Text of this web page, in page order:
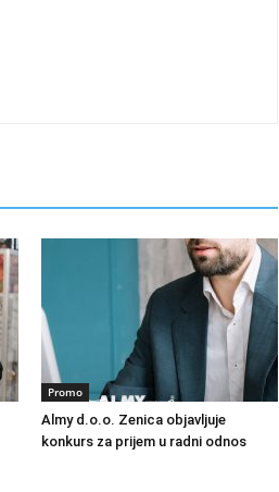
Promo
Almy d.o.o. Zenica objavljuje
konkurs za prijem u radni odnos